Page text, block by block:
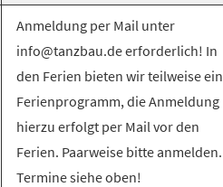
Anmeldung per Mail unter
info@tanzbau.de erforderlich! In
den Ferien bieten wir teilweise ein
Ferienprogramm, die Anmeldung
hierzu erfolgt per Mail vor den
Ferien. Paarweise bitte anmelden.
Termine siehe oben!